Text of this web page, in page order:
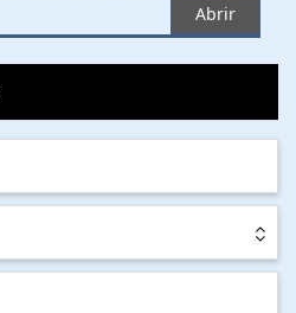
Abrir